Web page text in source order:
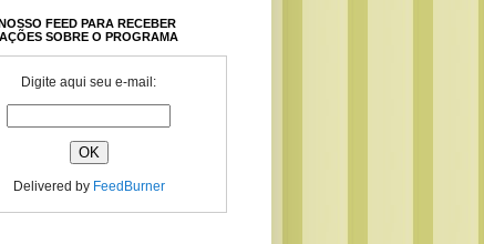
FEED PARA RECEBER
SOBRE O PROGRAMA
Digite aqui seu e-mail:
Delivered by FeedBurner